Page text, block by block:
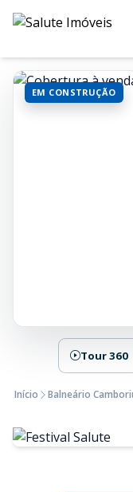
EM CONSTRUÇÃO
Tour 360
Início Balneário